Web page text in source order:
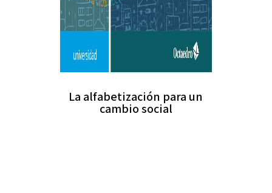
La alfabetización para un
cambio social